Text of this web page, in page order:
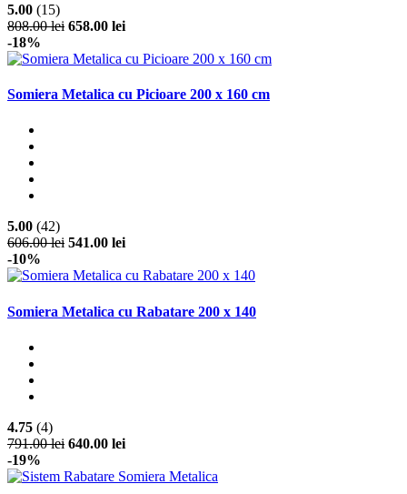
5.00 (15)
808.00 lei 658.00 lei
-18%
Somiera Metalica cu Picioare 200 x 160 cm
5.00 (42)
606.00 lei 541.00 lei
-10%
Somiera Metalica cu Rabatare 200 x 140
4.75 (4)
791.00 lei 640.00 lei
-19%